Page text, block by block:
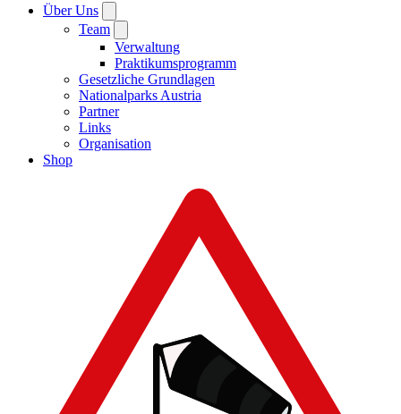
Über Uns
Team
Verwaltung
Praktikumsprogramm
Gesetzliche Grundlagen
Nationalparks Austria
Partner
Links
Organisation
Shop